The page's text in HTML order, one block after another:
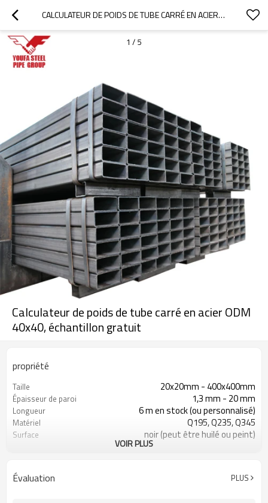
CALCULATEUR DE POIDS DE TUBE CARRÉ EN ACIER ODM 40X40, ÉCHANTILLON GRATUIT
1 / 5
Calculateur de poids de tube carré en acier ODM
40x40, échantillon gratuit
propriété
Taille 20x20mm - 400x400mm
Épaisseur de paroi 1,3 mm - 20 mm
Longueur 6 m en stock (ou personnalisé)
Matériel Q195, Q235, Q345
Surface noir (peut être huilé ou peint)
en paquets avec emballage PVC
Standard
Application
construction, matériau de
VOIR PLUS
Évaluation PLUS